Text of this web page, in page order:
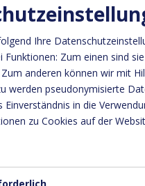
bei
in Rinn in
Atmosphäre!
Ferienwohnung. Hübsche
Ihre
Funktionen: Zum einen sind
anderen können wir mit
werden pseudonymisierte
Einverständnis in die
zu Cookies auf der